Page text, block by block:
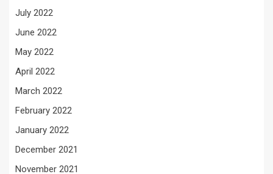
July 2022
June 2022
May 2022
April 2022
March 2022
February 2022
January 2022
December 2021
November 2021